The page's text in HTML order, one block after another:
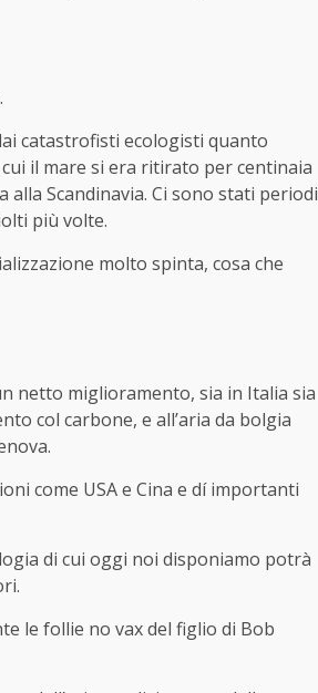
catastrofisti ecologisti quanto
il mare si era ritirato per centinaia
alla Scandinavia. Ci sono stati periodi
più volte.
molto spinta, cosa che
netto miglioramento, sia in Italia sia
col carbone, e all’aria da bolgia
come USA e Cina e dí importanti
di cui oggi noi disponiamo potrà
le follie no vax del figlio di Bob